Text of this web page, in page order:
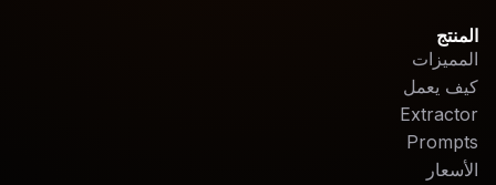
المنتج
المميزات
كيف يعمل
Extractor
Prompts
الأسعار